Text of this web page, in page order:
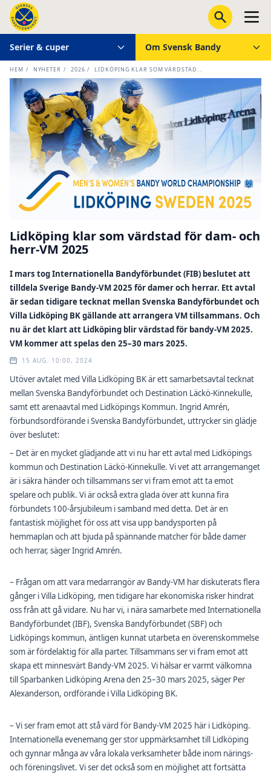
Serier & cuper Om Svensk Bandy
HEM / NYHETER / 2026 / LIDKÖPING KLAR SOM VÄRDSTAD...
Lidköping klar som värdstad för dam- och
herr-VM 2025
I mars tog Internationella Bandyförbundet (FIB) beslutet att
tilldela Sverige Bandy-VM 2025 för damer och herrar. Ett avtal
är sedan tidigare tecknat mellan Svenska Bandyförbundet och
Villa Lidköping BK gällande att arrangera VM tillsammans. Och
nu är det klart att Lidköping blir värdstad för bandy-VM 2025.
VM kommer att spelas den 25–30 mars 2025.
15 AUG. 10:00, 2024
Utöver avtalet med Villa Lidköping BK är ett samarbetsavtal tecknat
mellan Svenska Bandyförbundet och Destination Läckö-Kinnekulle,
samt ett arenaavtal med Lidköpings Kommun. Ingrid Amrén,
förbundsordförande i Svenska Bandyförbundet, uttrycker sin glädje
över beslutet:
– Det är en mycket glädjande att vi nu har ett avtal med Lidköpings
kommun och Destination Läckö-Kinnekulle. Vi vet att arrangemanget
är i säkra händer och tillsammans ser vi fram emot att ta emot
spelare och publik. Vi är också extra glada över att kunna fira
förbundets 100-årsjubileum i samband med detta. Det är en
fantastisk möjlighet för oss att visa upp bandysporten på
hemmaplan och att bjuda på spännande matcher för både damer
och herrar, säger Ingrid Amrén.
– Frågan om att vara medarrangör av Bandy-VM har diskuterats flera
gånger i Villa Lidköping, men tidigare har ekonomiska risker hindrat
oss från att gå vidare. Nu har vi, i nära samarbete med Internationella
Bandyförbundet (IBF), Svenska Bandyförbundet (SBF) och
Lidköpings kommun, äntligen kunnat utarbeta en överenskommelse
som är fördelaktig för alla parter. Tillsammans ser vi fram emot att
skapa ett minnesvärt Bandy-VM 2025. Vi hälsar er varmt välkomna
till Sparbanken Lidköping Arena den 25–30 mars 2025, säger Per
Alexanderson, ordförande i Villa Lidköping BK.
– Vi ser fram emot att stå värd för Bandy-VM 2025 här i Lidköping.
Internationella evenemang ger stor uppmärksamhet till Lidköping
och gynnar många av våra lokala verksamheter både inom närings-
och föreningslivet. Vi ser det också som en möjlighet att fortsätta